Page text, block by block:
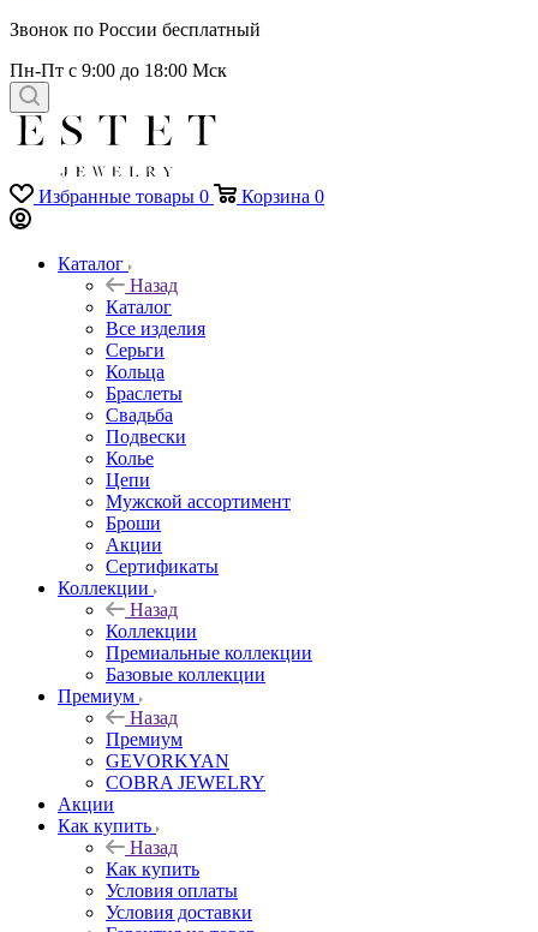
Звонок по России бесплатный
Пн-Пт с 9:00 до 18:00 Мск
Избранные товары 0 Корзина 0
Каталог
Назад
Каталог
Все изделия
Серьги
Кольца
Браслеты
Свадьба
Подвески
Колье
Цепи
Мужской ассортимент
Броши
Акции
Сертификаты
Коллекции
Назад
Коллекции
Премиальные коллекции
Базовые коллекции
Премиум
Назад
Премиум
GEVORKYAN
COBRA JEWELRY
Акции
Как купить
Назад
Как купить
Условия оплаты
Условия доставки